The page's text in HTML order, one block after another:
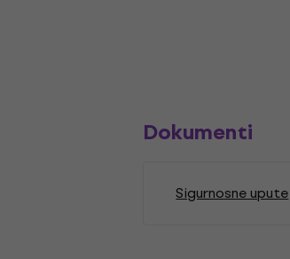
Dokumenti
Sigurnosne upute